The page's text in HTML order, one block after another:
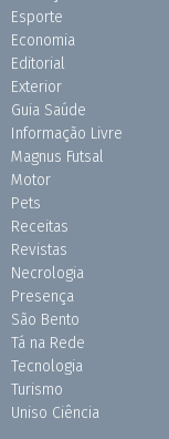
Esporte
Economia
Editorial
Exterior
Guia Saúde
Informação Livre
Magnus Futsal
Motor
Pets
Receitas
Revistas
Necrologia
Presença
São Bento
Tá na Rede
Tecnologia
Turismo
Uniso Ciência